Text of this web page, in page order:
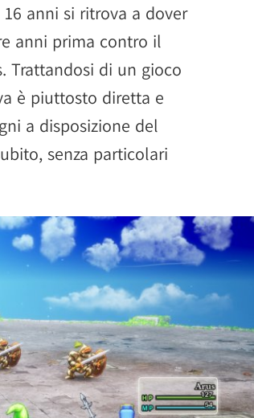
anni si ritrova a dover
anni prima contro il
Trattandosi di un gioco
è piuttosto diretta e
a disposizione del
senza particolari